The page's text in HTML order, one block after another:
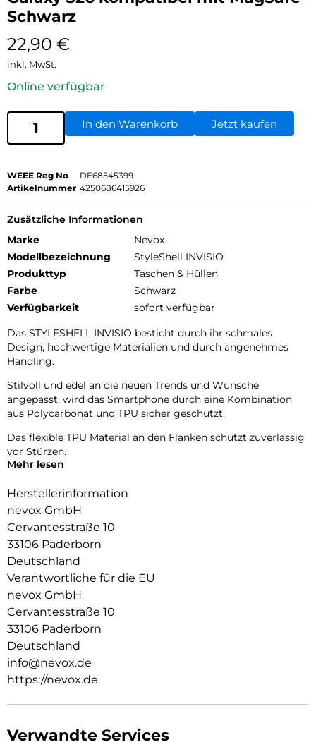
Schwarz
22,90 €
inkl. MwSt.
Online verfügbar
In den Warenkorb Jetzt kaufen
WEEE Reg No
DE68545399
Artikelnummer 4250686415926
Zusätzliche Informationen
Marke
Nevox
Modellbezeichnung
StyleShell INVISIO
Produkttyp
Taschen & Hüllen
Farbe
Schwarz
Verfügbarkeit
sofort verfügbar
Das STYLESHELL INVISIO besticht durch ihr schmales
Design, hochwertige Materialien und durch angenehmes
Handling.
Stilvoll und edel an die neuen Trends und Wünsche
angepasst, wird das Smartphone durch eine Kombination
aus Polycarbonat und TPU sicher geschützt.
Das flexible TPU Material an den Flanken schützt zuverlässig
vor Stürzen.
Durch die spezielle Beschichtung behält ihr Smartphone die
Griffigkeit und wirkt edel.
Die Anschlüsse, Knöpfe und Kamera bleiben voll zugänglich.
Hochwertiges Schmutzabweisendes Material und
Schockproof durch eingearbeitete Luftpolster in den Ecken.
Mehr lesen
Herstellerinformation
nevox GmbH
Cervantesstraße 10
33106 Paderborn
Deutschland
Verantwortliche für die EU
nevox GmbH
Cervantesstraße 10
33106 Paderborn
Deutschland
info@nevox.de
https://nevox.de
Verwandte Services